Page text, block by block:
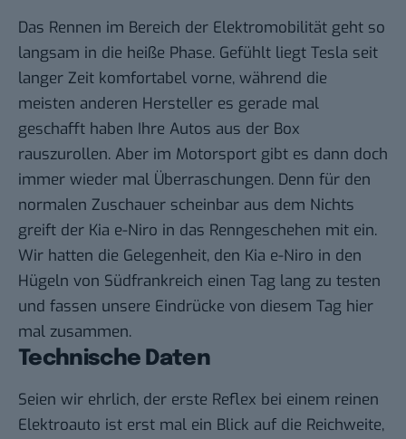
Das Rennen im Bereich der Elektromobilität geht so
langsam in die heiße Phase. Gefühlt liegt Tesla seit
langer Zeit komfortabel vorne, während die
meisten anderen Hersteller es gerade mal
geschafft haben Ihre Autos aus der Box
rauszurollen. Aber im Motorsport gibt es dann doch
immer wieder mal Überraschungen. Denn für den
normalen Zuschauer scheinbar aus dem Nichts
greift der Kia e-Niro in das Renngeschehen mit ein.
Wir hatten die Gelegenheit, den Kia e-Niro in den
Hügeln von Südfrankreich einen Tag lang zu testen
und fassen unsere Eindrücke von diesem Tag hier
mal zusammen.
Technische Daten
Seien wir ehrlich, der erste Reflex bei einem reinen
Elektroauto ist erst mal ein Blick auf die Reichweite,